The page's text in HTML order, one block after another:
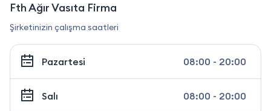
Fth Ağır Vasıta Firma
Şirketinizin çalışma saatleri
Pazartesi 08:00 - 20:00
Salı 08:00 - 20:00